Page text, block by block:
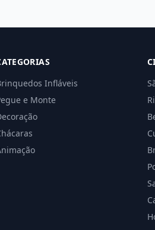
Infláveis
e Monte